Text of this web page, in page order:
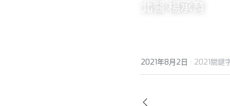
北醫 楊承育
2021年8月2日 · 2021關鍵
ㄑ